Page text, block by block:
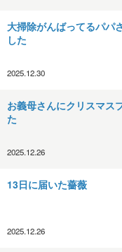
大掃除がんばってるパパ
した
2025.12.30
お義母さんにクリスマス
た
2025.12.26
13日に届いた薔薇
2025.12.26